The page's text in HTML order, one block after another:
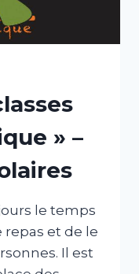
» –
le temps
repas et de le
Il est